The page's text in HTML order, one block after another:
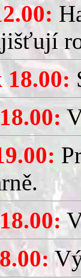
18.00: